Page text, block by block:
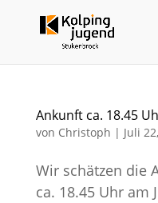
Ankunft ca. 18.45
von Christoph | Juli
Wir schätzen die
ca. 18.45 Uhr am